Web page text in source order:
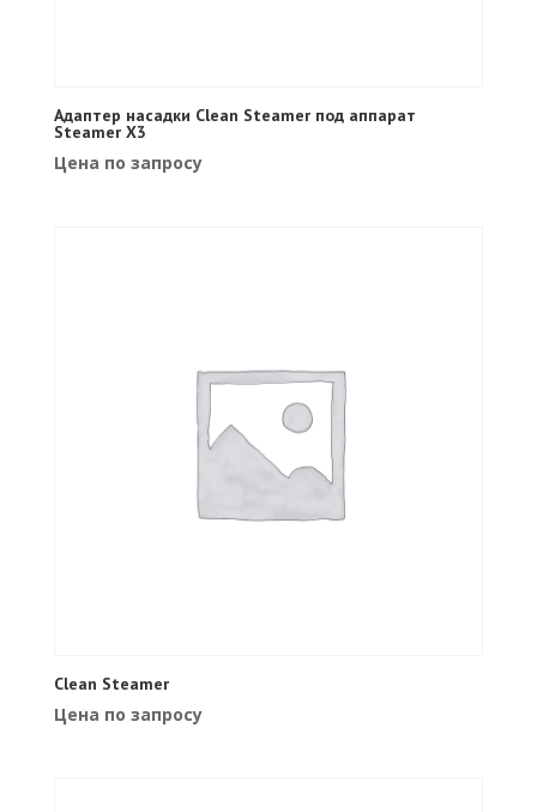
Адаптер насадки Clean Steamer под аппарат
Steamer X3
Цена по запросу
Clean Steamer
Цена по запросу